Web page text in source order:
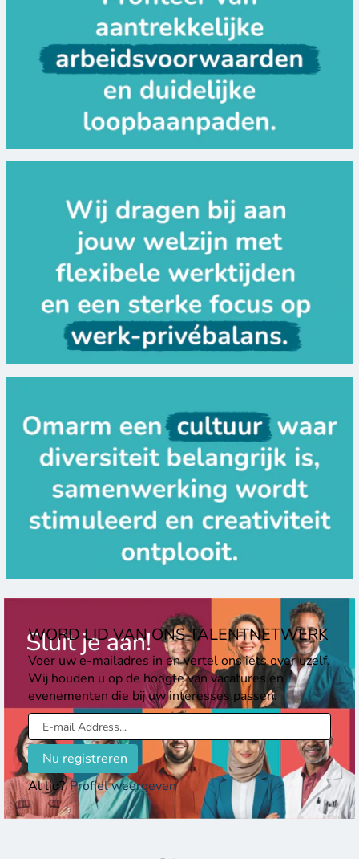
WORD LID VAN ONS TALENTNETWERK
Voer uw e-mailadres in en vertel ons iets over uzelf.
Wij houden u op de hoogte van vacatures en
evenementen die bij uw interesses passen.
Al lid? Profiel weergeven